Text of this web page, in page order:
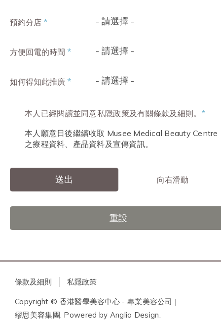
預約分店 * - 請選擇 -
方便回電的時間 * - 請選擇 -
如何得知此推廣 * - 請選擇 -
本人已經閱讀並同意私隱政策及有關條款及細則。 *
本人願意日後繼續收取 Musee Medical Beauty Centre
之療程資料、產品資料及宣傳資訊。
送出 向右滑動
重設
條款及細則 私隱政策
Copyright © 香港醫學美容中心 - 專業美容公司 |
繆思美容集團. Powered by Anglia Design